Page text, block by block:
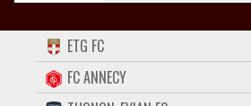
ACCUEIL
FORUM
ETG FC
FC ANNECY